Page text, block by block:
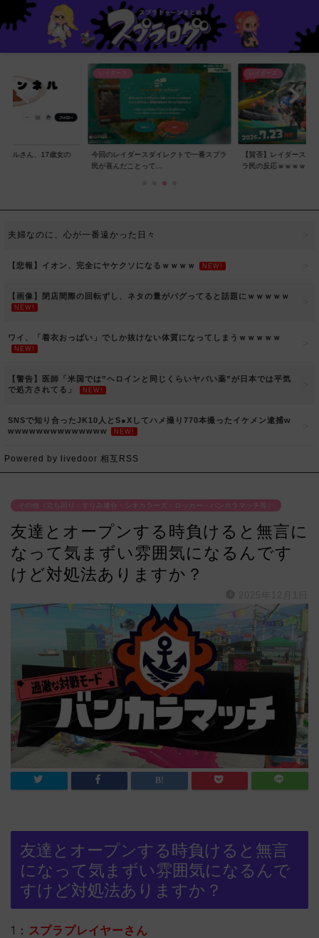
ネルさん、17歳女の
レイダース
今回のレイダースダイレクトで一番スプラ
民が喜んだことって...
レイダース
【賛否】レイダースダ
ラ民の反応ｗｗｗｗ...
夫婦なのに、心が一番遠かった日々
【悲報】イオン、完全にヤケクソになるｗｗｗｗ NEW!
【画像】閉店間際の回転ずし、ネタの量がバグってると話題にｗｗｗｗｗ
NEW!
ワイ、「着衣おっばい」でしか抜けない体質になってしまうｗｗｗｗｗ
NEW!
【警告】医師「米国では”ヘロインと同じくらいヤバい薬”が日本では平気
で処方されてる」
NEW!
SNSで知り合ったJK10人とS●Xしてハメ撮り770本撮ったイケメン逮捕w
wwwwwwwwwwwwww
NEW!
Powered by livedoor 相互RSS
その他（立ち回り・すりみ連合・シオカラーズ・ロッカー・バンカラマッチ等）
友達とオープンする時負けると無言に
なって気まずい雰囲気になるんです
けど対処法ありますか？
友達とオープンする時負けると無言
になって気まずい雰囲気になるんで
すけど対処法ありますか？
1： スプラプレイヤーさん